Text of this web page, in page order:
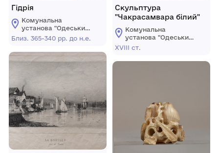
Гідрія
Комунальна
установа "Одеський
музей західного і
східного мистецтва"
Близ. 365-340 рр. до н.е.
Скульптура
"Чакрасамвара білий"
Комунальна
установа "Одеський
музей західного і
XVIII ст.